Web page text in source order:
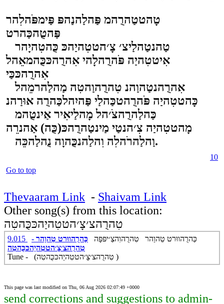
טָהטטַהרֻהמ פַּהלַהנַהפּ פַּימפֹּהלִהר
פַּהטֻהכַּהרט
טַהנטַהלַיצ׳ צָ׳הטטִהיַהכּ כֻּהטִהיָהר
אִיטטִהיַה פֹּהרֻהלָהי אִהרֻהכּכֻּהמאֵהל
אִהרֻהכּכַּי
אִהרֻהנטַהוַהנ טִהרֻהוַהטִה מַהלַהרמֵהל
כָּהטטִהיַה פֹּהרֻהטכַּהלַי פַּהיִהלכַּהרֻה אוּרַהנ
כַּהלַהרֻהצֹ׳הל מָהלַיאִיר אַינטֻהמ
מָהטטִהיַה צִ׳הנטַי מַינטַהרֻהכּ(כֻּה) אַהנרֵה
וַהלַהרֹהלִה וִהלַהנכֻּהוָה נֻהלַהכֵּה.
10
Go to top
Thevaaram Link - Shaivam Link
Other song(s) from this location:
טִהרֻהצ׳צָ׳הטטִהיַהכּכֻּהטִה
9.015 כַּהרֻהווּרט טֵהוַהר טִהרֻהוִהצַ׳יפּפָּה כַּהרֻהווּרט טֵהוַהר -
טִהרֻהצ׳צָ׳הטטִהיַהכּכֻּהטִה
Tune - (טִהרֻהצ׳צָ׳הטטִהיַהכּכֻּהטִה )
This page was last modified on Thu, 06 Aug 2026 02:07:49 +0000
send corrections and suggestions to admin-